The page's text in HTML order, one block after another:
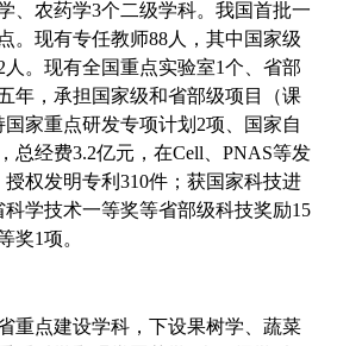
、农药学3个二级学科。我国首批一
。现有专任教师88人，其中国家级
人。现有全国重点实验室1个、省部
年，承担国家级和省部级项目（课
家重点研发专项计划 2项、国家自
总经费3.2亿元，在Cell PNAS等发
授权发明专利 310件；获国家科技进
科学技术一等奖等省部级科技奖励15
奖1项。
重点建设学科，下设果树学、蔬菜